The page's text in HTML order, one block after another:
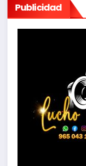
Publicidad